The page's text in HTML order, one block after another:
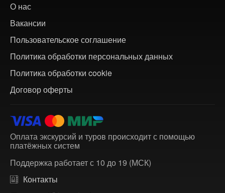
О нас
Вакансии
Пользовательское соглашение
Политика обработки персональных данных
Политика обработки cookie
Договор оферты
Оплата экскурсий и туров происходит с помощью
платёжных систем
Поддержка работает с 10 до 19 (МСК)
Контакты